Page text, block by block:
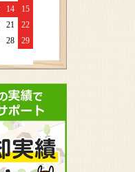
14
15
21
22
28
29